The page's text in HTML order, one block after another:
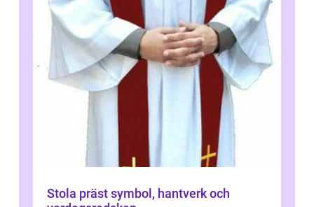
Stola präst symbol, hantverk och